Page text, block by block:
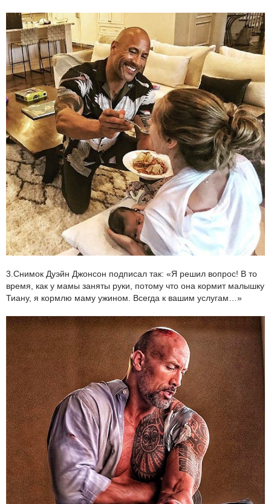
3.Снимок Дуэйн Джонсон подписал так: «Я решил вопрос! В то
время, как у мамы заняты руки, потому что она кормит малышку
Тиану, я кормлю маму ужином. Всегда к вашим услугам…»